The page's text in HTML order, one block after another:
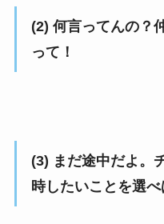
(2) 何言ってんの？
って！
(3) まだ途中だよ。
時したいことを選